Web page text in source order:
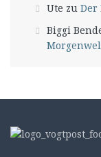
Ute zu
Biggi